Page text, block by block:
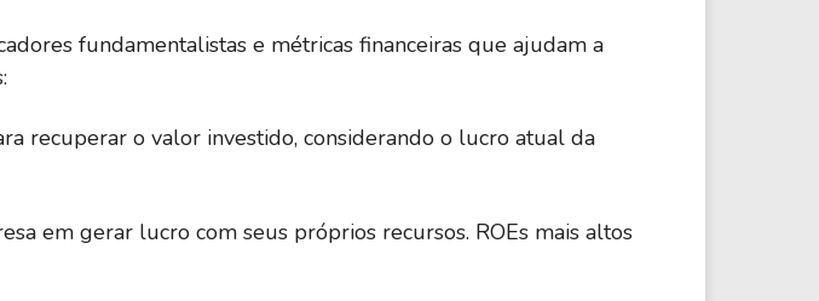
fundamentalistas e métricas financeiras que ajudam a
recuperar o valor investido, considerando o lucro atual da
em gerar lucro com seus próprios recursos. ROEs mais altos